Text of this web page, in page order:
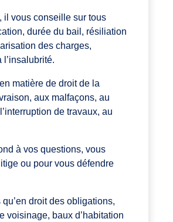
il vous conseille sur tous
durée du bail, résiliation
des charges,
matière de droit de la
aux malfaçons, au
de travaux, au
à vos questions, vous
ou pour vous défendre
droit des obligations,
voisinage, baux d’habitation